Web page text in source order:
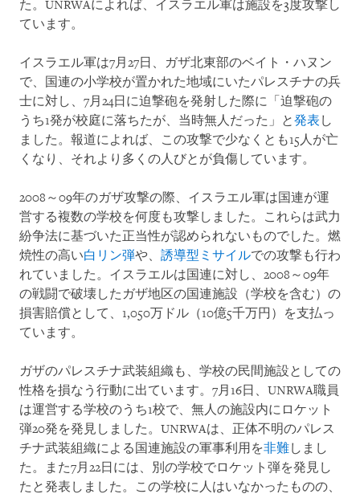
た。UNRWAによれば、イスラエル軍は施設を3度攻撃し
ています。
イスラエル軍は7月27日、ガザ北東部のベイト・ハヌン
で、国連の小学校が置かれた地域にいたパレスチナの兵
士に対し、7月24日に迫撃砲を発射した際に「迫撃砲の
うち1発が校庭に落ちたが、当時無人だった」と発表 し
ました。報道によれば、この攻撃で少なくとも15人が亡
くなり、それより多くの人びとが負傷しています。
2008～09年のガザ攻撃の際、イスラエル軍は国連が運
営する複数の学校を何度も攻撃しました。これらは武力
紛争法に基づいた正当性が認められないものでした。燃
焼性の高い白リン弾や、 誘導型ミサイルでの攻撃も行わ
れていました。イスラエルは国連に対し、2008～09年
の戦闘で破壊したガザ地区の国連施設（学校を含む）の
損害賠償として、1,050万ドル（10億5千万円）を支払っ
ています。
ガザのパレスチナ武装組織も、学校の民間施設としての
性格を損なう行動に出ています。7月16日、UNRWA職員
は運営する学校のうち1校で、無人の施設内にロケット
弾20発を発見しました。UNRWAは、正体不明のパレス
チナ武装組織による国連施設の軍事利用を非難しまし
た。また7月22日には、別の学校でロケット弾を発見し
たと発表しました。この学校に人はいなかったものの、